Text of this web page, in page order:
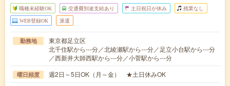
職種未経験OK 交通費別途支給あり 土日祝日が休み 残業なし
WEB登録OK 派遣
勤務地
東京都足立区
北千住駅から---分／北綾瀬駅から---分／足立小台駅から---分
／西新井大師西駅から---分／小菅駅から---分
曜日頻度 週2日～5日OK（月～金） ★土日休みOK